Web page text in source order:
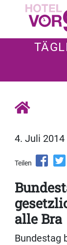
4. Juli 2014
Teilen
alle Bra
Bundestag